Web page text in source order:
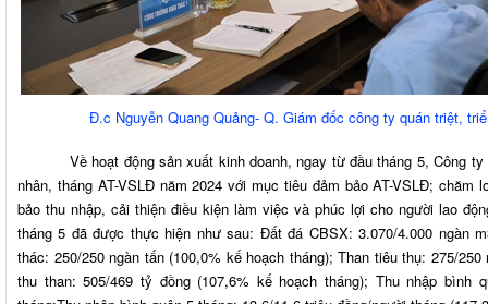
Đ.c Nguyễn Quang Quảng- Q. Giám đốc công ty quán triệt,
Về hoạt động sản xuất kinh doanh, ngay từ đầu tháng 5, Công ty
nhân, tháng AT-VSLĐ năm 2024 với mục tiêu đảm bảo AT-VSLĐ; chăm
bảo thu nhập, cải thiện điều kiện làm việc và phúc lợi cho người lao
tháng 5 đã được thực hiện như sau: Đất đá CBSX: 3.070/4.000 ngàn
thác: 250/250 ngàn tấn (100,0% kế hoạch tháng); Than tiêu thụ: 275/
thu than: 505/469 tỷ đồng (107,6% kế hoạch tháng); Thu nhập bình